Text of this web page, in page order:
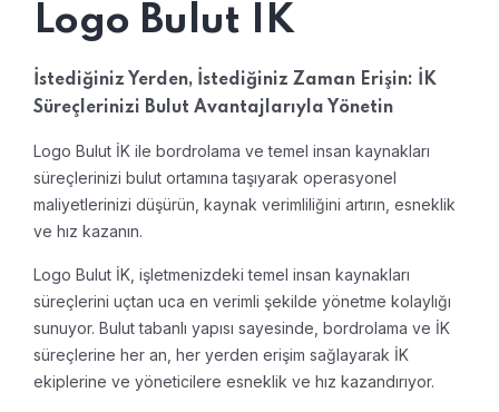
Logo Bulut IK
İstediğiniz Yerden, İstediğiniz Zaman Erişin: İK
Süreçlerinizi Bulut Avantajlarıyla Yönetin
Logo Bulut İK ile bordrolama ve temel insan kaynakları
süreçlerinizi bulut ortamına taşıyarak operasyonel
maliyetlerinizi düşürün, kaynak verimliliğini artırın, esneklik
ve hız kazanın.
Logo Bulut İK, işletmenizdeki temel insan kaynakları
süreçlerini uçtan uca en verimli şekilde yönetme kolaylığı
sunuyor. Bulut tabanlı yapısı sayesinde, bordrolama ve İK
süreçlerine her an, her yerden erişim sağlayarak İK
ekiplerine ve yöneticilere esneklik ve hız kazandırıyor.